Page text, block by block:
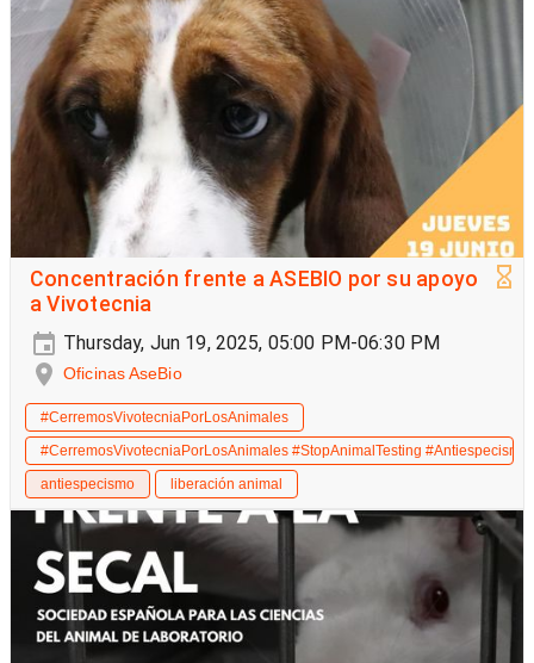
Concentración frente a ASEBIO por su apoyo
a Vivotecnia
Thursday, Jun 19, 2025, 05:00 PM-06:30 PM
Oficinas AseBio
#CerremosVivotecniaPorLosAnimales
#CerremosVivotecniaPorLosAnimales #StopAnimalTesting
antiespecismo
liberación animal